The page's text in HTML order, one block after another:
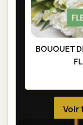
BOUQUET
Voir